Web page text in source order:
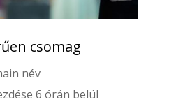
csomag
név
6 órán belül